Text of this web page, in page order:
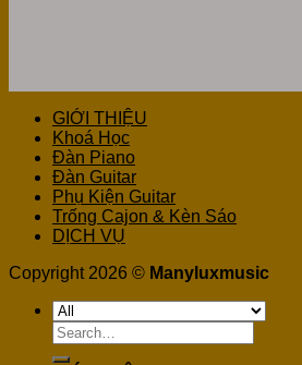
GIỚI THIỆU
Khoá Học
Đàn Piano
Đàn Guitar
Phụ Kiện Guitar
Trống Cajon & Kèn Sáo
DỊCH VỤ
Copyright 2026 © Manyluxmusic
Search
for: